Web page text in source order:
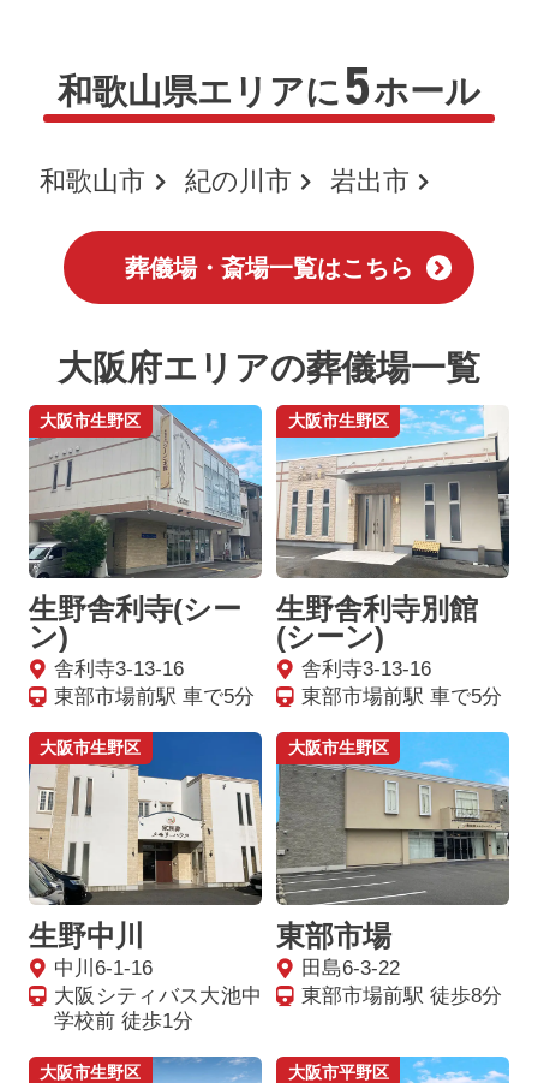
和歌山県エリアに5ホール
和歌山市 紀の川市 岩出市
葬儀場・斎場一覧はこちら
大阪府エリアの葬儀場一覧
大阪市生野区
生野舎利寺(シー
ン)
舎利寺3-13-16
東部市場前駅 車で5分
大阪市生野区
生野舎利寺別館
(シーン)
舎利寺3-13-16
東部市場前駅 車で5分
大阪市生野区
生野中川
中川6-1-16
大阪シティバス大池中
学校前 徒歩1分
大阪市生野区
東部市場
田島6-3-22
東部市場前駅 徒歩8分
大阪市生野区 大阪市平野区